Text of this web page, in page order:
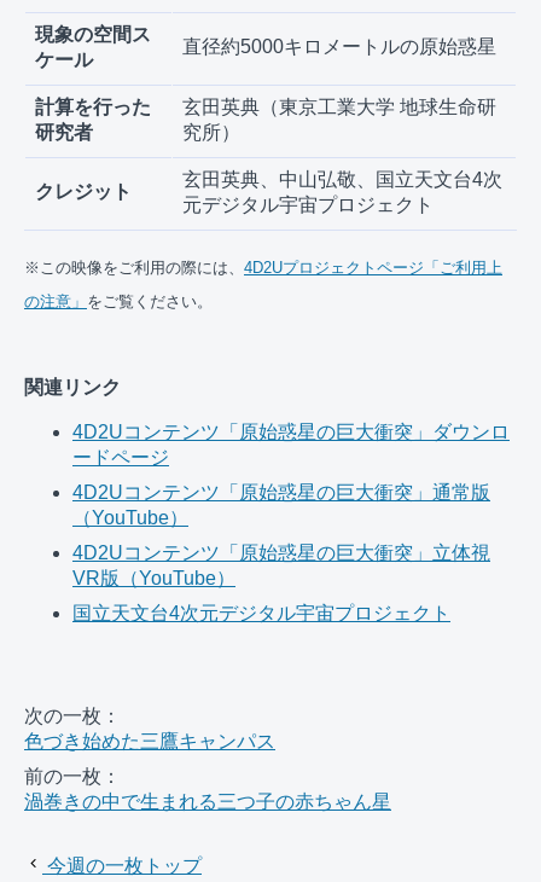
現象の空間ス
ケール
直径約5000キロメートルの原始惑星
計算を行った
研究者
玄田英典（東京工業大学 地球生命研
究所）
クレジット
玄田英典、中山弘敬、国立天文台4次
元デジタル宇宙プロジェクト
※この映像をご利用の際には、 4D2Uプロジェクトページ「ご利用上
の注意」 をご覧ください。
関連リンク
4D2Uコンテンツ「原始惑星の巨大衝突」ダウンロ
ードページ
4D2Uコンテンツ「原始惑星の巨大衝突」通常版
（YouTube）
4D2Uコンテンツ「原始惑星の巨大衝突」立体視
VR版（YouTube）
国立天文台4次元デジタル宇宙プロジェクト
次の一枚：
色づき始めた三鷹キャンパス
前の一枚：
渦巻きの中で生まれる三つ子の赤ちゃん星
今週の一枚トップ